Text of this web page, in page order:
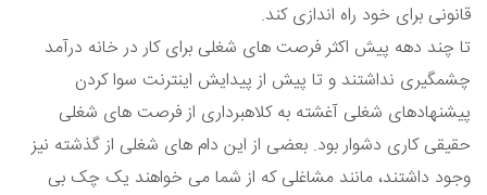
قانونی برای خود راه اندازی کند.
تا چند دهه پیش اکثر فرصت های شغلی برای کار در خانه درآمد
چشمگیری نداشتند و تا پیش از پیدایش اینترنت سوا کردن
پیشنهادهای شغلی آغشته به کلاهبرداری از فرصت های شغلی
حقیقی کاری دشوار بود. بعضی از این دام های شغلی از گذشته نیز
وجود داشتند، مانند مشاغلی که از شما می خواهند یک چک بی